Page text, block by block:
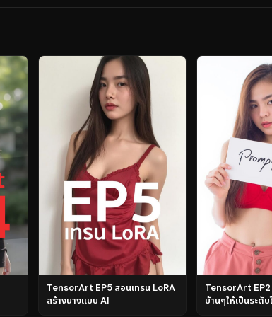
TensorArt EP5 สอนเทรน LoRA
สร้างนางแบบ AI
TensorArt
บ้านๆให้เป็นระดับ